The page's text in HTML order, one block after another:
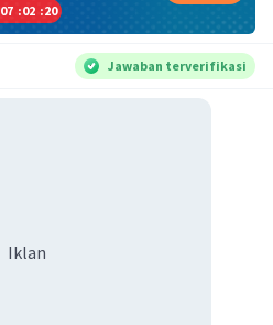
07 :02 :19
Jawaban terverifikasi
Iklan